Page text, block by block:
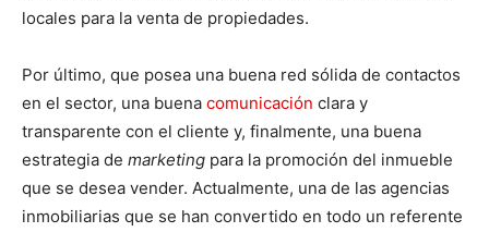
locales para la venta de propiedades.
Por último, que posea una buena red sólida de contactos
en el sector, una buena comunicación clara y
transparente con el cliente y, finalmente, una buena
estrategia de marketing para la promoción del inmueble
que se desea vender. Actualmente, una de las agencias
inmobiliarias que se han convertido en todo un referente